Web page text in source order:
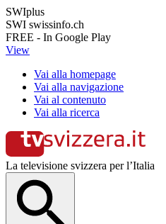
SWIplus
SWI swissinfo.ch
FREE - In Google Play
View
Vai alla homepage
Vai alla navigazione
Vai al contenuto
Vai alla ricerca
La televisione svizzera per l’Italia